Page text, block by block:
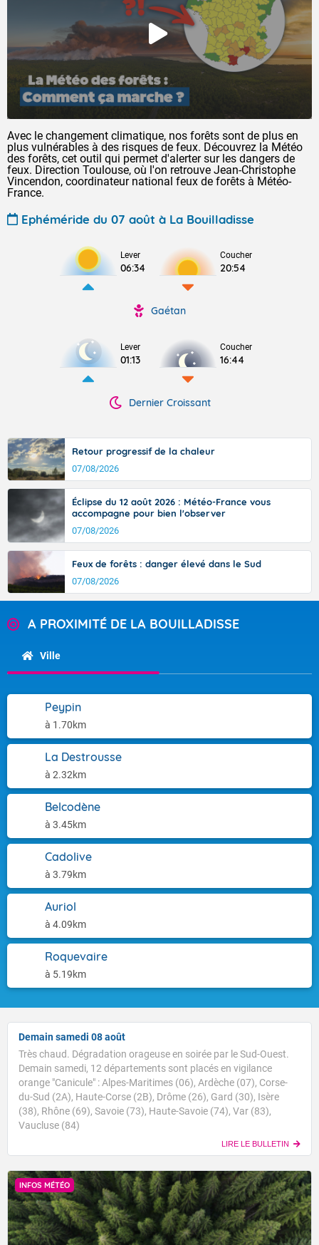
Avec le changement climatique, nos forêts sont de plus en
plus vulnérables à des risques de feux. Découvrez la Météo
des forêts, cet outil qui permet d'alerter sur les dangers de
feux. Direction Toulouse, où l'on retrouve Jean-Christophe
Vincendon, coordinateur national feux de forêts à Météo-
France.
Ephéméride du 07 août à La Bouilladisse
Lever
06:34
Coucher
20:54
Gaétan
Lever
01:13
Coucher
16:44
Dernier Croissant
Retour progressif de la chaleur
07/08/2026
Éclipse du 12 août 2026 : Météo-France vous
accompagne pour bien l'observer
07/08/2026
Feux de forêts : danger élevé dans le Sud
07/08/2026
A PROXIMITÉ DE LA BOUILLADISSE
Ville
Peypin
à 1.70km
La Destrousse
à 2.32km
Belcodène
à 3.45km
Cadolive
à 3.79km
Auriol
à 4.09km
Roquevaire
à 5.19km
Demain samedi 08 août
Très chaud. Dégradation orageuse en soirée par le Sud-Ouest.
Demain samedi, 12 départements sont placés en vigilance
orange "Canicule" : Alpes-Maritimes (06), Ardèche (07), Corse-
du-Sud (2A), Haute-Corse (2B), Drôme (26), Gard (30), Isère
(38), Rhône (69), Savoie (73), Haute-Savoie (74), Var (83),
Vaucluse (84)
LIRE LE BULLETIN
INFOS MÉTÉO